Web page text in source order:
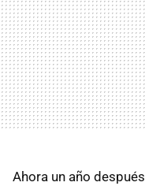
Ahora un año después